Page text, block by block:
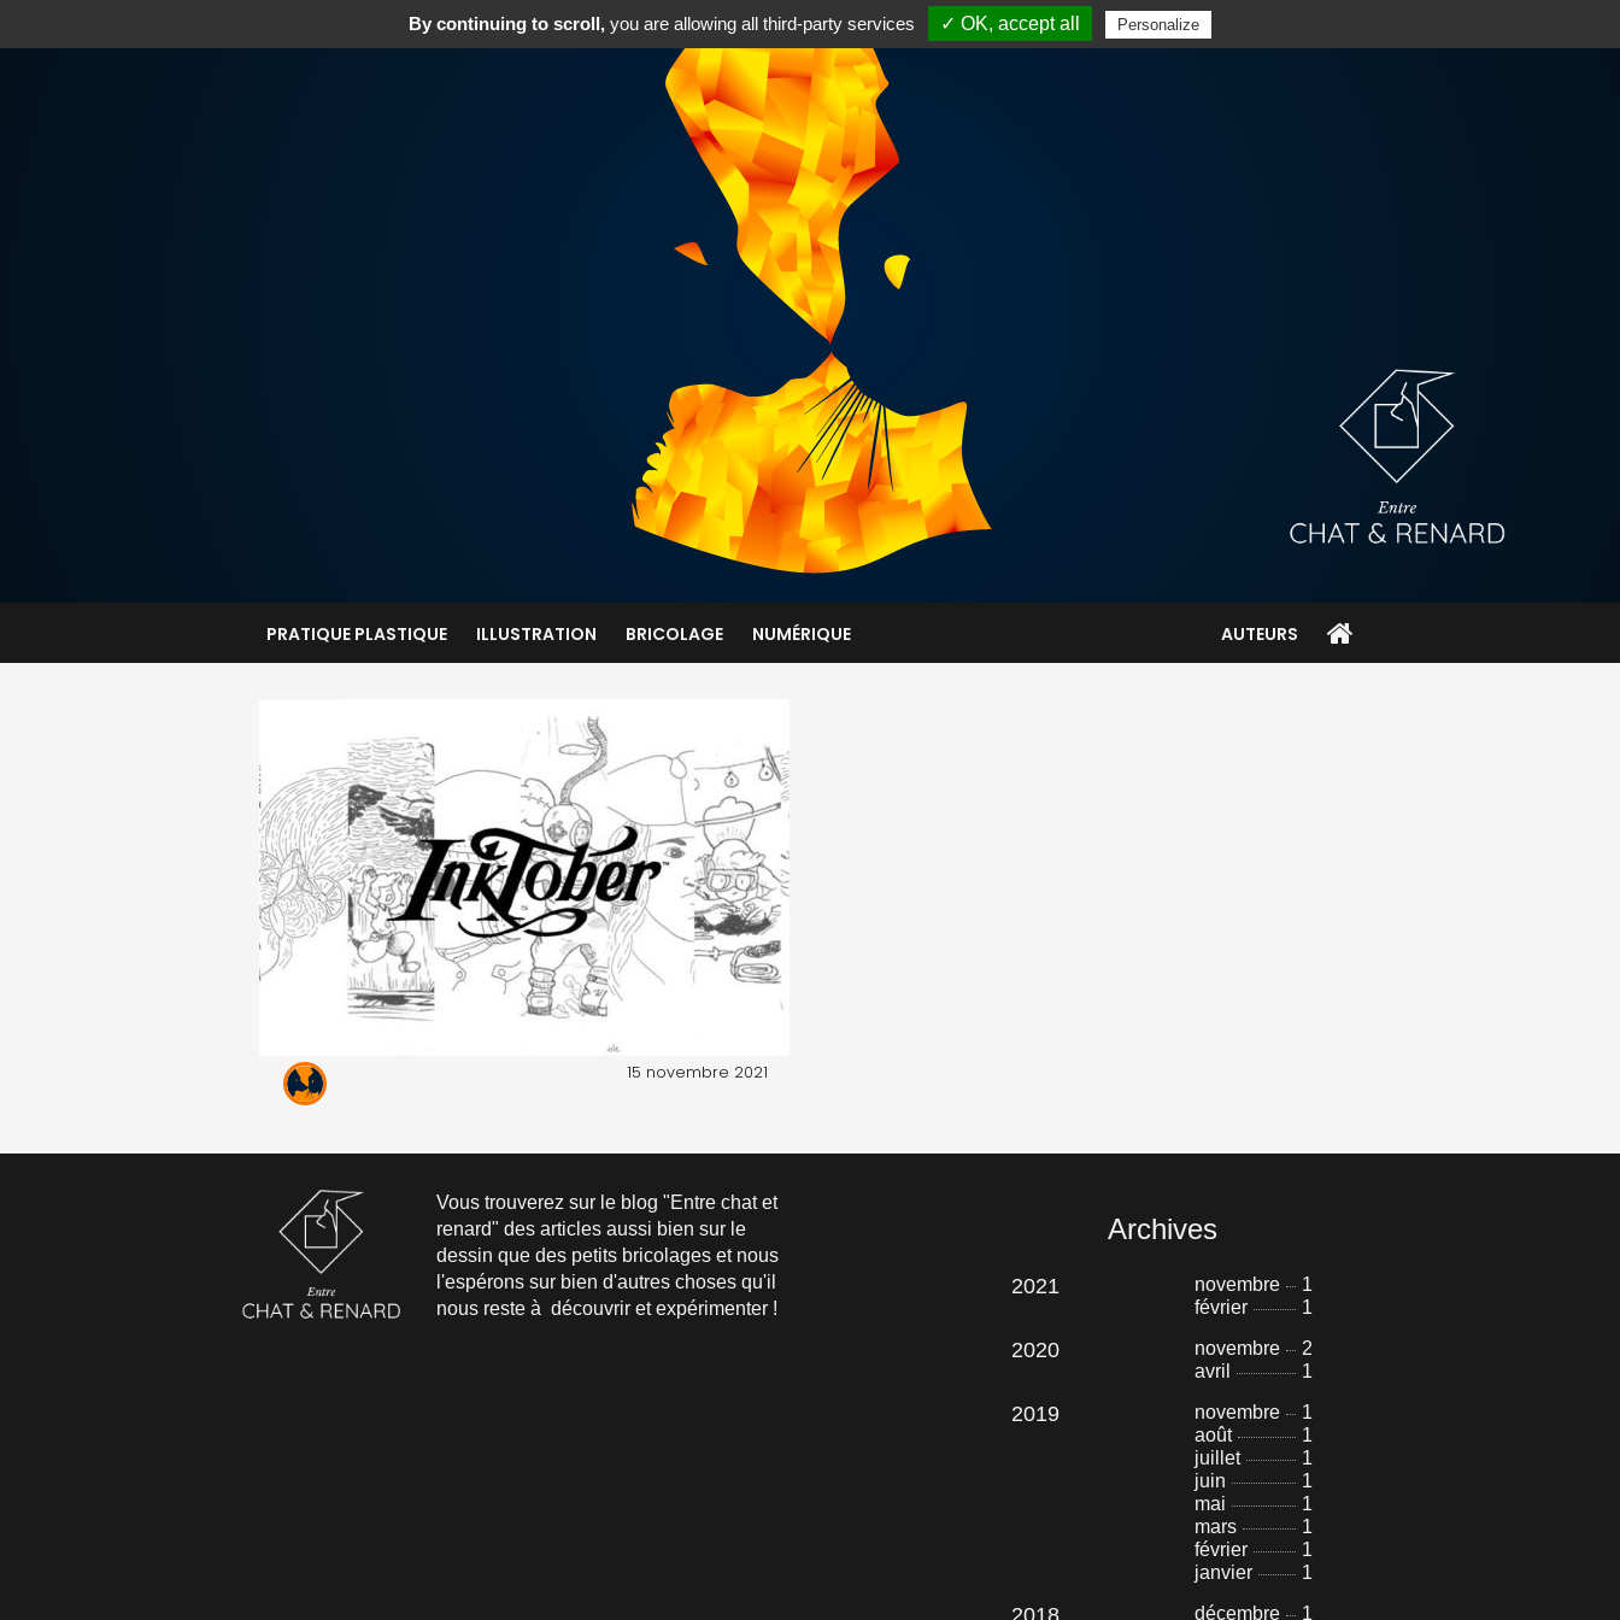
PRATIQUE PLASTIQUE ILLUSTRATION BRICOLAGE NUMÉRIQUE AUTEURS
15 novembre 2021
dessin encre
Vous trouverez sur le blog "Entre chat et
renard" des articles aussi bien sur le
dessin que des petits bricolages et nous
l'espérons sur bien d'autres choses qu'il
nous reste à découvrir et expérimenter !
Archives
2021 novembre
1
février
1
2020 novembre
2
avril
1
2019 novembre
1
août
1
juillet
1
juin
1
mai
1
mars
1
février
1
janvier
1
décembre 1
By continuing to scroll,you are allowing all third-party services ✓ OK, accept all Personalize